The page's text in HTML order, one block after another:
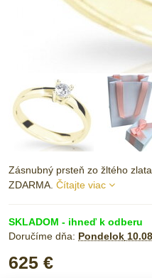
Zásnubný prsteň zo žltého
ZDARMA. Čítajte viac
SKLADOM - ihneď k odberu
Doručíme dňa: Pondelok
625 €